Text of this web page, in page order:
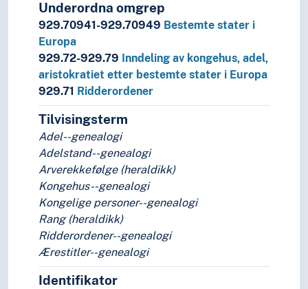
Underordna omgrep
929.70941-929.70949 Bestemte stater i
Europa
929.72-929.79 Inndeling av kongehus, adel,
aristokratiet etter bestemte stater i Europa
929.71 Ridderordener
Tilvisingsterm
Adel--genealogi
Adelstand--genealogi
Arverekkefølge (heraldikk)
Kongehus--genealogi
Kongelige personer--genealogi
Rang (heraldikk)
Ridderordener--genealogi
Ærestitler--genealogi
Identifikator